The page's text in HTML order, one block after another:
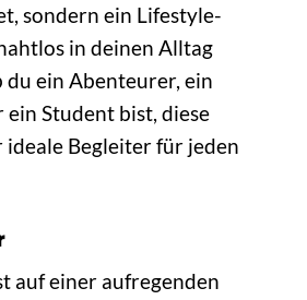
sondern ein Lifestyle-
in deinen Alltag
du ein Abenteurer, ein
Student bist, diese
Begleiter für jeden
auf einer aufregenden